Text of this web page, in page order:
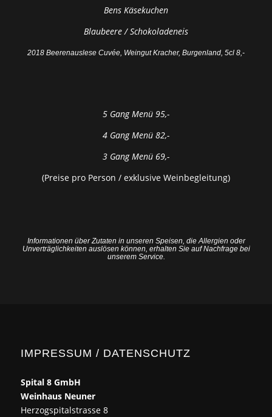
Bens Käsekuchen
Blaubeere / Schokoladeneis
2018 Beerenauslese Cuvée, Weingut Kracher, Burgenland, 5cl 8,-
5 Gang Menü 95,-
4 Gang Menü 82,-
3 Gang Menü 69,-
(Preise pro Person / exklusive Weinbegleitung)
Informationen über Zutaten in unseren Speisen, die Allergien oder
Unverträglichkeiten auslösen können, erhalten Sie auf Nachfrage bei
unserem Service.
IMPRESSUM / DATENSCHUTZ
Spital 8 GmbH
Weinhaus Neuner
Herzogspitalstrasse 8